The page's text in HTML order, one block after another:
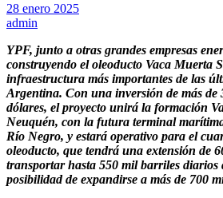
28 enero 2025
admin
YPF, junto a otras grandes empresas
construyendo el oleoducto Vaca Muerta
infraestructura más importantes de las
Argentina. Con una inversión de más de
dólares, el proyecto unirá la formación
Neuquén, con la futura terminal
Río Negro, y estará operativo para el
oleoducto, que tendrá una extensión de
transportar hasta 550 mil barriles diarios
posibilidad de expandirse a más de 700